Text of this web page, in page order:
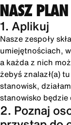
NASZ
1. Aplikuj
Nasze zespoły
umiejętnościach,
a każda z nich
żebyś znalazł(a)
stanowisk,
stanowisko
2. Poznaj